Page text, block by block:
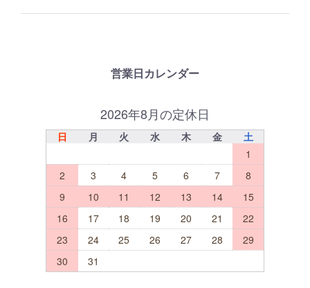
営業日カレンダー
2026年8月の定休日
日 月 火 水 木 金
土
1
2
3 4 5 6 7
8
9
10 11 12 13 14
15
16
17 18 19 20 21
22
23
24 25 26 27 28
29
30
31